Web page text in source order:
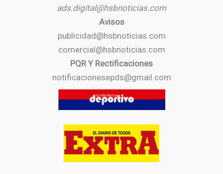
ads.digital@hsbnoticias.com
Avisos
publicidad@hsbnoticias.com
comercial@hsbnoticias.com
PQR Y Rectificaciones
notificacionesepds@gmail.com